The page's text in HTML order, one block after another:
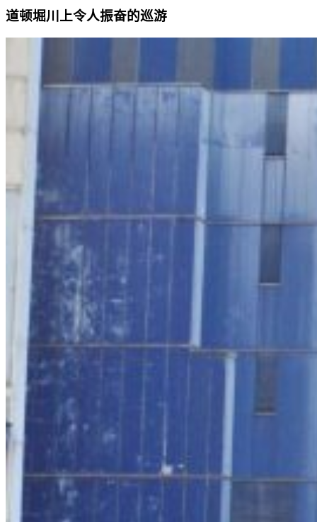
道顿堀川上令人振奋的巡游